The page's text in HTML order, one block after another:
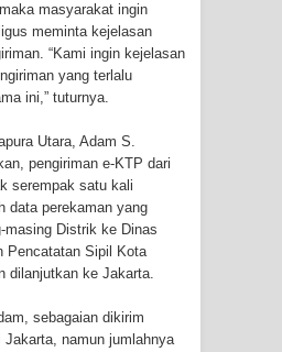
Pasar Lama Sentani
Sampah dengan
ke Tengah Jalan
Terima Laporan
Agustina Ester Bonsapia
Medlama Sebut Pemprov
masyarakat ingin
meminta kejelasan
“Kami ingin kejelasan
yang terlalu
ini,” tuturnya.
Utara, Adam S.
pengiriman e-KTP dari
serempak satu kali
data perekaman yang
masing Distrik ke Dinas
Pencatatan Sipil Kota
dilanjutkan ke Jakarta.
sebagaian dikirim
Jakarta, namun jumlahnya